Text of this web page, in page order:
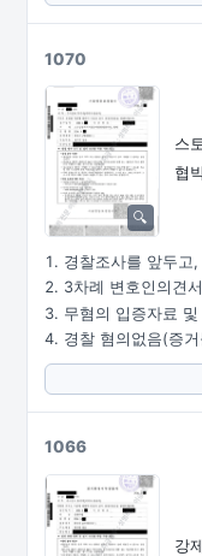
1070
스
협
경찰조사를 앞두고
3차례 변호인의견
무혐의 입증자료
경찰 혐의없음(증
1066
강